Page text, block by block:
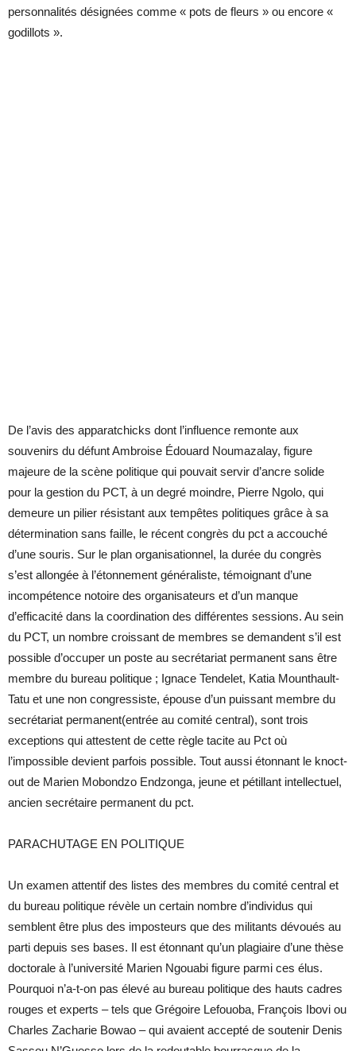
personnalités désignées comme « pots de fleurs » ou encore «
godillots ».
De l’avis des apparatchicks dont l’influence remonte aux
souvenirs du défunt Ambroise Édouard Noumazalay, figure
majeure de la scène politique qui pouvait servir d’ancre solide
pour la gestion du PCT, à un degré moindre, Pierre Ngolo, qui
demeure un pilier résistant aux tempêtes politiques grâce à sa
détermination sans faille, le récent congrès du pct a accouché
d’une souris. Sur le plan organisationnel, la durée du congrès
s’est allongée à l’étonnement généraliste, témoignant d’une
incompétence notoire des organisateurs et d’un manque
d’efficacité dans la coordination des différentes sessions. Au sein
du PCT, un nombre croissant de membres se demandent s’il est
possible d’occuper un poste au secrétariat permanent sans être
membre du bureau politique ; Ignace Tendelet, Katia Mounthault-
Tatu et une non congressiste, épouse d’un puissant membre du
secrétariat permanent(entrée au comité central), sont trois
exceptions qui attestent de cette règle tacite au Pct où
l’impossible devient parfois possible. Tout aussi étonnant le knoct-
out de Marien Mobondzo Endzonga, jeune et pétillant intellectuel,
ancien secrétaire permanent du pct.
PARACHUTAGE EN POLITIQUE
Un examen attentif des listes des membres du comité central et
du bureau politique révèle un certain nombre d’individus qui
semblent être plus des imposteurs que des militants dévoués au
parti depuis ses bases. Il est étonnant qu’un plagiaire d’une thèse
doctorale à l’université Marien Ngouabi figure parmi ces élus.
Pourquoi n’a-t-on pas élevé au bureau politique des hauts cadres
rouges et experts – tels que Grégoire Lefouoba, François Ibovi ou
Charles Zacharie Bowao – qui avaient accepté de soutenir Denis